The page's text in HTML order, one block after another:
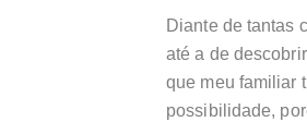
Diante de tantas
até a de
que meu familiar
possibilidade,